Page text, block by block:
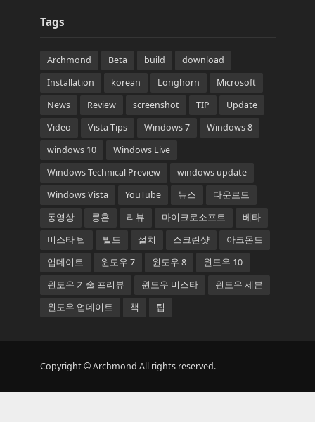
Tags
Archmond Beta build
download
Installation
korean Longhorn
Microsoft
News
Review screenshot TIP
Update
Video
Vista Tips Windows 7
Windows 8
windows 10
Windows Live
Windows Technical Preview
windows update
Windows Vista
YouTube 뉴스
다운로드
동영상
롱혼 리뷰 마이크로소프트
베타
비스타 팁
빌드 설치 스크린샷
아크몬드
업데이트
윈도우 7 윈도우 8
윈도우 10
윈도우 기술 프리뷰
윈도우 비스타
윈도우 세븐
윈도우 업데이트
책 팁
Copyright © Archmond All rights reserved.